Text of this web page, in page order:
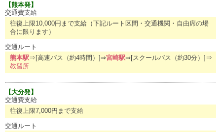
【熊本発】
交通費支給
往復上限10,000円まで支給（下記ルート区間・交通機関・自由席の場
合に限ります）
交通ルート
熊本駅⇒[高速バス（約4時間）]⇒宮崎駅⇒[スクールバス（約30分）]⇒
教習所
【大分発】
交通費支給
往復上限7,000円まで支給
交通ルート